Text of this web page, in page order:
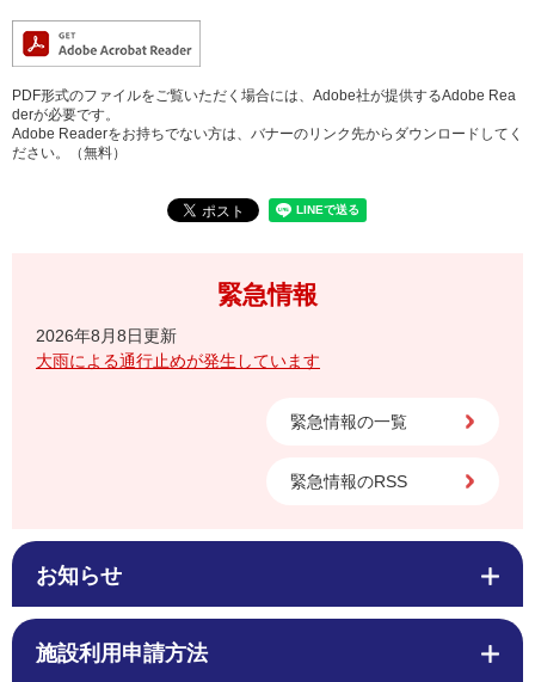
PDF形式のファイルをご覧いただく場合には、Adobe社が提供するAdobe Rea
derが必要です。
Adobe Readerをお持ちでない方は、バナーのリンク先からダウンロードしてく
ださい。（無料）
緊急情報
2026年8月8日更新
大雨による通行止めが発生しています
緊急情報の一覧
緊急情報のRSS
お知らせ
施設利用申請方法